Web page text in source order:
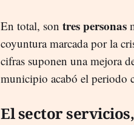
En total, son tres personas
coyuntura marcada por la
cifras suponen una mejora
municipio acabó el periodo
El sector